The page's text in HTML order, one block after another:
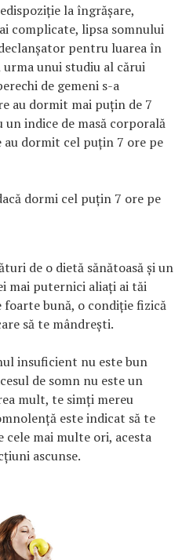
la îngrășare,
complicate, lipsa somnului
pentru luarea în
unui studiu al cărui
de gemeni s-a
au dormit mai puțin de 7
indice de masă corporală
au dormit cel puțin 7 ore pe
dormi cel puțin 7 ore pe
de o dietă sănătoasă și un
mai puternici aliați ai tăi
foarte bună, o condiție fizică
să te mândrești.
insuficient nu este bun
de somn nu este un
mult, te simți mereu
este indicat să te
mai multe ori, acesta
ascunse.